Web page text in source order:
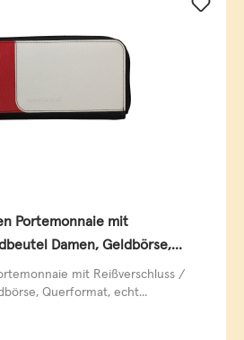
Portemonnaie mit
Damen, Geldbörse,
black/white/red
mit Reißverschluss /
Querformat, echt...